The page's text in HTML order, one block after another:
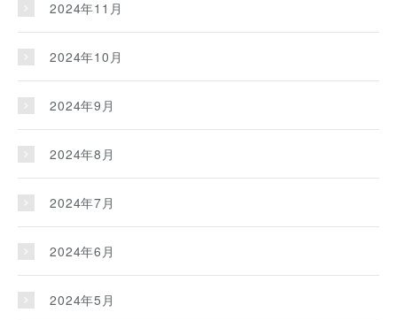
2024年11月
2024年10月
2024年9月
2024年8月
2024年7月
2024年6月
2024年5月